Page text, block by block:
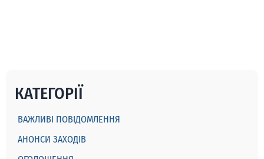
КАТЕГОРІЇ
ВАЖЛИВІ ПОВІДОМЛЕННЯ
АНОНСИ ЗАХОДІВ